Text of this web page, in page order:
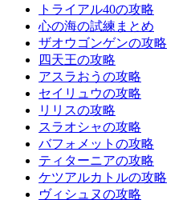
トライアル40の攻略
心の海の試練まとめ
ザオウゴンゲンの攻略
四天王の攻略
アスラおうの攻略
セイリュウの攻略
リリスの攻略
スラオシャの攻略
バフォメットの攻略
ティターニアの攻略
ケツアルカトルの攻略
ヴィシュヌの攻略